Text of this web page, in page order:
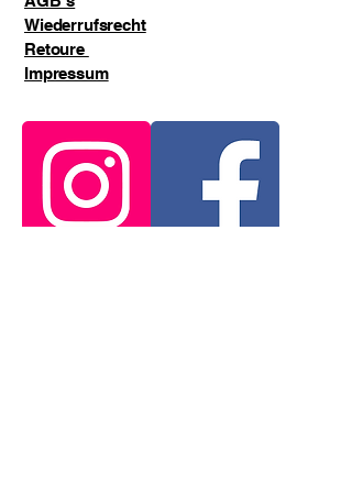
Wiederrufsrecht
Retoure
Impressum